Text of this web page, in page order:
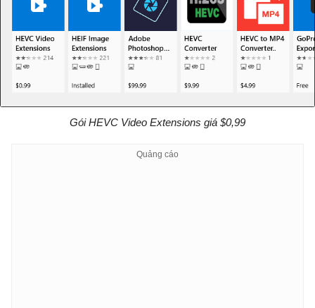
Gói HEVC Video Extensions giá $0,99